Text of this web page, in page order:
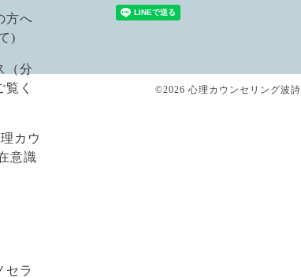
方へ
)
（分
く
カウ
意識
セラ
©2026 心理カウンセリング波詩